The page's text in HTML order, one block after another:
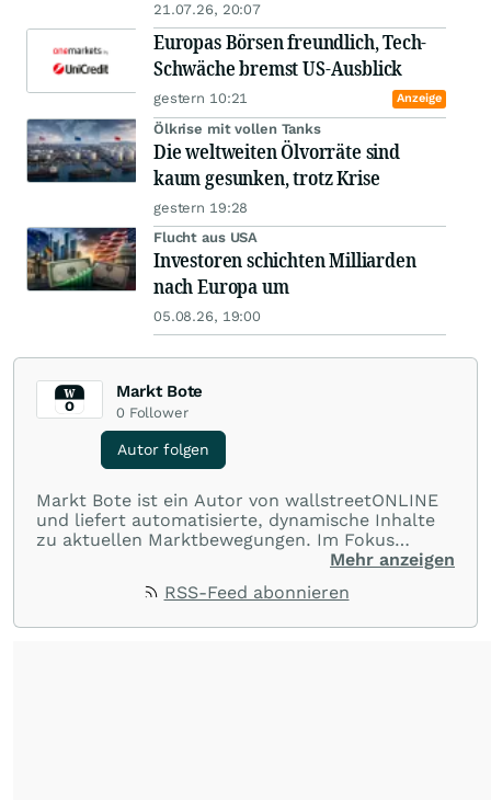
21.07.26, 20:07
Europas Börsen freundlich, Tech-
Schwäche bremst US-Ausblick
gestern 10:21 Anzeige
Ölkrise mit vollen Tanks
Die weltweiten Ölvorräte sind
kaum gesunken, trotz Krise
gestern 19:28
Flucht aus USA
Investoren schichten Milliarden
nach Europa um
05.08.26, 19:00
Markt Bote
0 Follower
Autor folgen
Markt Bote ist ein Autor von wallstreetONLINE
und liefert automatisierte, dynamische Inhalte
zu aktuellen Marktbewegungen. Im Fokus
stehen Tops und Flops, Branchentrends und
Rohstoffe oder Krypto – die Beiträge sind kurz,
Mehr anzeigen
RSS-Feed abonnieren